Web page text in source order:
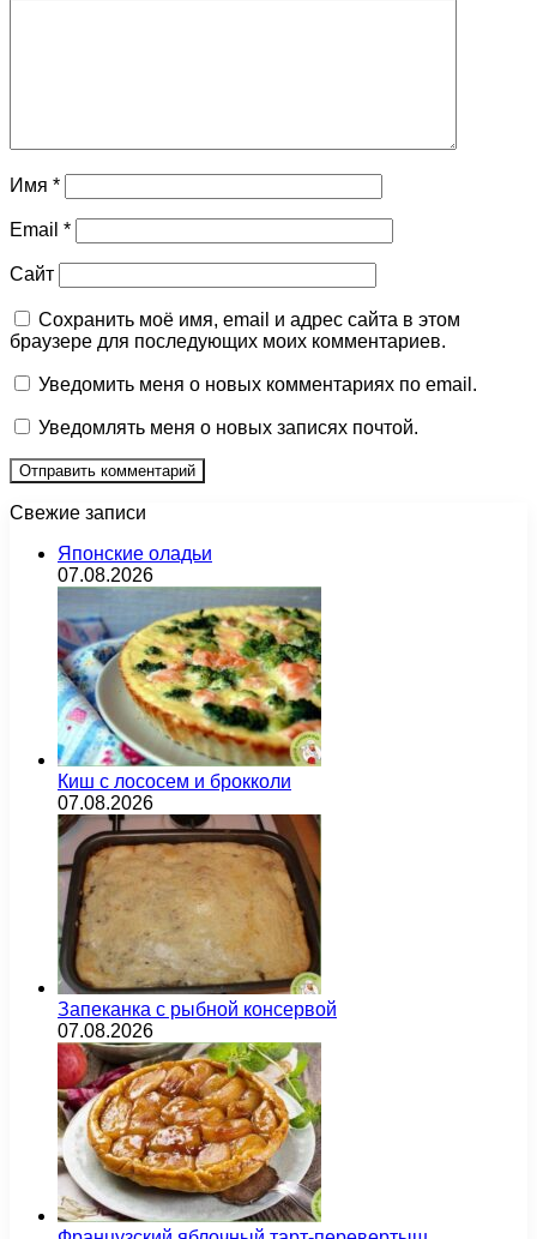
Имя *
Email *
Сайт
Сохранить моё имя, email и адрес сайта в этом
браузере для последующих моих комментариев.
Уведомить меня о новых комментариях по email.
Уведомлять меня о новых записях почтой.
Свежие записи
Японские оладьи
07.08.2026
Киш с лососем и брокколи
07.08.2026
Запеканка с рыбной консервой
07.08.2026